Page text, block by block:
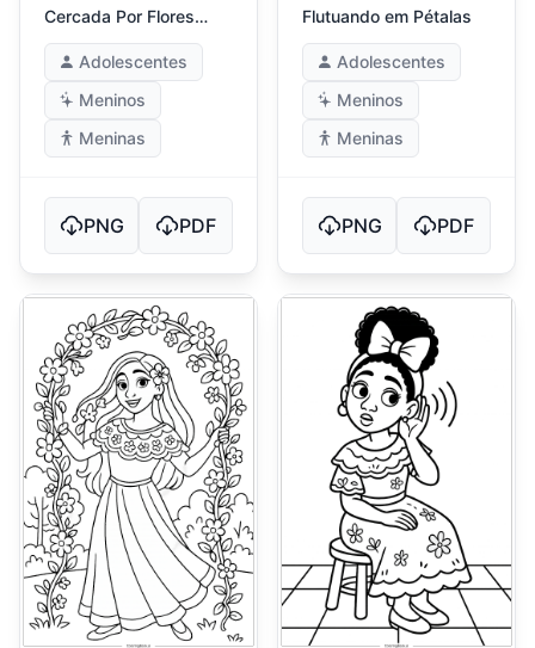
Cercada Por Flores
Vibrantes
Adolescentes
Meninos
Meninas
PNG PDF
Flutuando em Pétalas
Adolescentes
Meninos
Meninas
PNG PDF